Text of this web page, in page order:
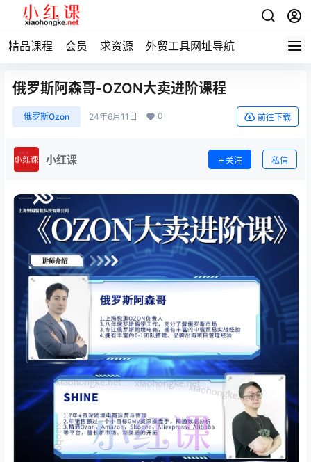
精品课程 会员 求资源 外贸工具网址导航
俄罗斯阿森哥-OZON大卖进阶课程
俄罗斯Ozon 24年6月11日 0 前往下载
小红课 关注 私信